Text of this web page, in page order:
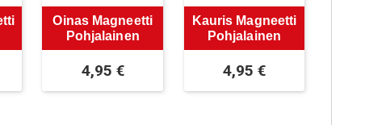
Oinas Magneetti
Pohjalainen
4,95 €
Kauris Magneetti
Pohjalainen
4,95 €